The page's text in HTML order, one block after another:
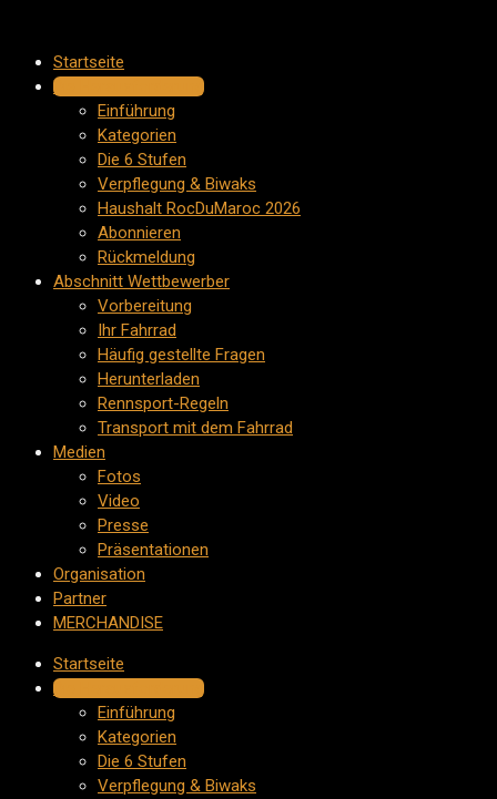
springenStartseite
Die Herausforderung
Einführung
Kategorien
Die 6 Stufen
Verpflegung & Biwaks
Haushalt RocDuMaroc 2026
Abonnieren
Rückmeldung
Abschnitt Wettbewerber
Vorbereitung
Ihr Fahrrad
Häufig gestellte Fragen
Herunterladen
Rennsport-Regeln
Transport mit dem Fahrrad
Medien
Fotos
Video
Presse
Präsentationen
Organisation
Partner
MERCHANDISE
Startseite
Die Herausforderung
Einführung
Kategorien
Die 6 Stufen
Verpflegung & Biwaks